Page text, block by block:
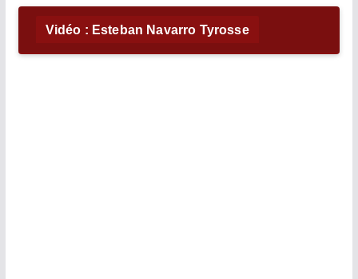
Vidéo : Esteban Navarro Tyrosse